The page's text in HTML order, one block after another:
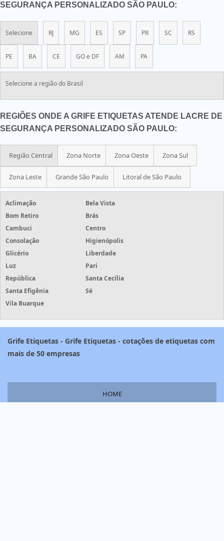
SEGURANÇA PERSONALIZADO SÃO PAULO:
Selecione RJ MG ES SP PR SC RS
PE BA CE GO e DF AM PA
Selecione a região do Brasil
REGIÕES ONDE A GRIFE ETIQUETAS ATENDE LACRE DE
SEGURANÇA PERSONALIZADO SÃO PAULO:
Região Central Zona Norte Zona Oeste Zona Sul
Zona Leste Grande São Paulo Litoral de São Paulo
Aclimação
Bela Vista
Bom Retiro
Brás
Cambuci
Centro
Consolação
Higienópolis
Glicério
Liberdade
Luz
Pari
República
Santa Cecília
Santa Efigênia
Sé
Vila Buarque
Grife Etiquetas - Grife Etiquetas - cotações de etiquetas com
mais de 50 empresas
HOME